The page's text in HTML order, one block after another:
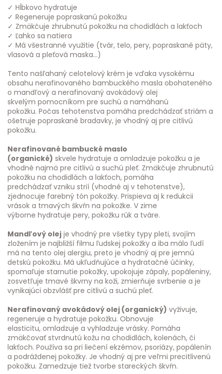
✓ Hĺbkovo hydratuje
✓ Regeneruje popraskanú pokožku
✓ Zmäkčuje zhrubnutú pokožku na chodidlách a lakťoch
✓ Ľahko sa natiera
✓ Má všestranné využitie (tvár, telo, pery, popraskané päty,
vlasová a pleťová maska...)
Tento našľahaný celotelový krém je vďaka vysokému
obsahu nerafinovaného bambuckého masla obohateného
o mandľový a nerafinovaný avokádový olej
skvelým pomocníkom pre suchú a namáhanú
pokožku. Počas tehotenstva pomáha predchádzať striám a
ošetruje popraskané bradavky, je vhodný aj pre citlivú
pokožku.
Nerafinované bambucké maslo
(organické) skvele hydratuje a omladzuje pokožku a je
vhodné najmä pre citlivú a suchú pleť. Zmäkčuje zhrubnutú
pokožku na chodidlách a lakťoch, pomáha
predchádzať vzniku strií (vhodné aj v tehotenstve),
zjednocuje farebný tón pokožky. Prispieva aj k redukcii
vrások a tmavých škvŕn na pokožke. V zime
výborne hydratuje pery, pokožku rúk a tváre.
Mandľový olej je vhodný pre všetky typy pleti, svojím
zložením je najbližší filmu ľudskej pokožky a iba málo ľudí
má na tento olej alergiu, preto je vhodný aj pre jemnú
detskú pokožku. Má ukľudňujúce a hydratačné účinky,
spomaľuje starnutie pokožky, upokojuje zápaly, popáleniny,
zosvetľuje tmavé škvrny na koži, zmierňuje svrbenie a je
vynikajúci obzvlášť pre citlivú a suchú pleť.
Nerafinovaný avokádový olej (organický) vyživuje,
regeneruje a hydratuje pokožku. Obnovuje
elasticitu, omladzuje a vyhladzuje vrásky. Pomáha
zmäkčovať stvrdnutú kožu na chodidlách, kolenách, či
lakťoch. Používa sa pri liečení ekzémov, psoriázy, popálenín
a podráždenej pokožky. Je vhodný aj pre veľmi precitlivenú
pokožku. Zamedzuje tiež tvorbe stareckých škvŕn.